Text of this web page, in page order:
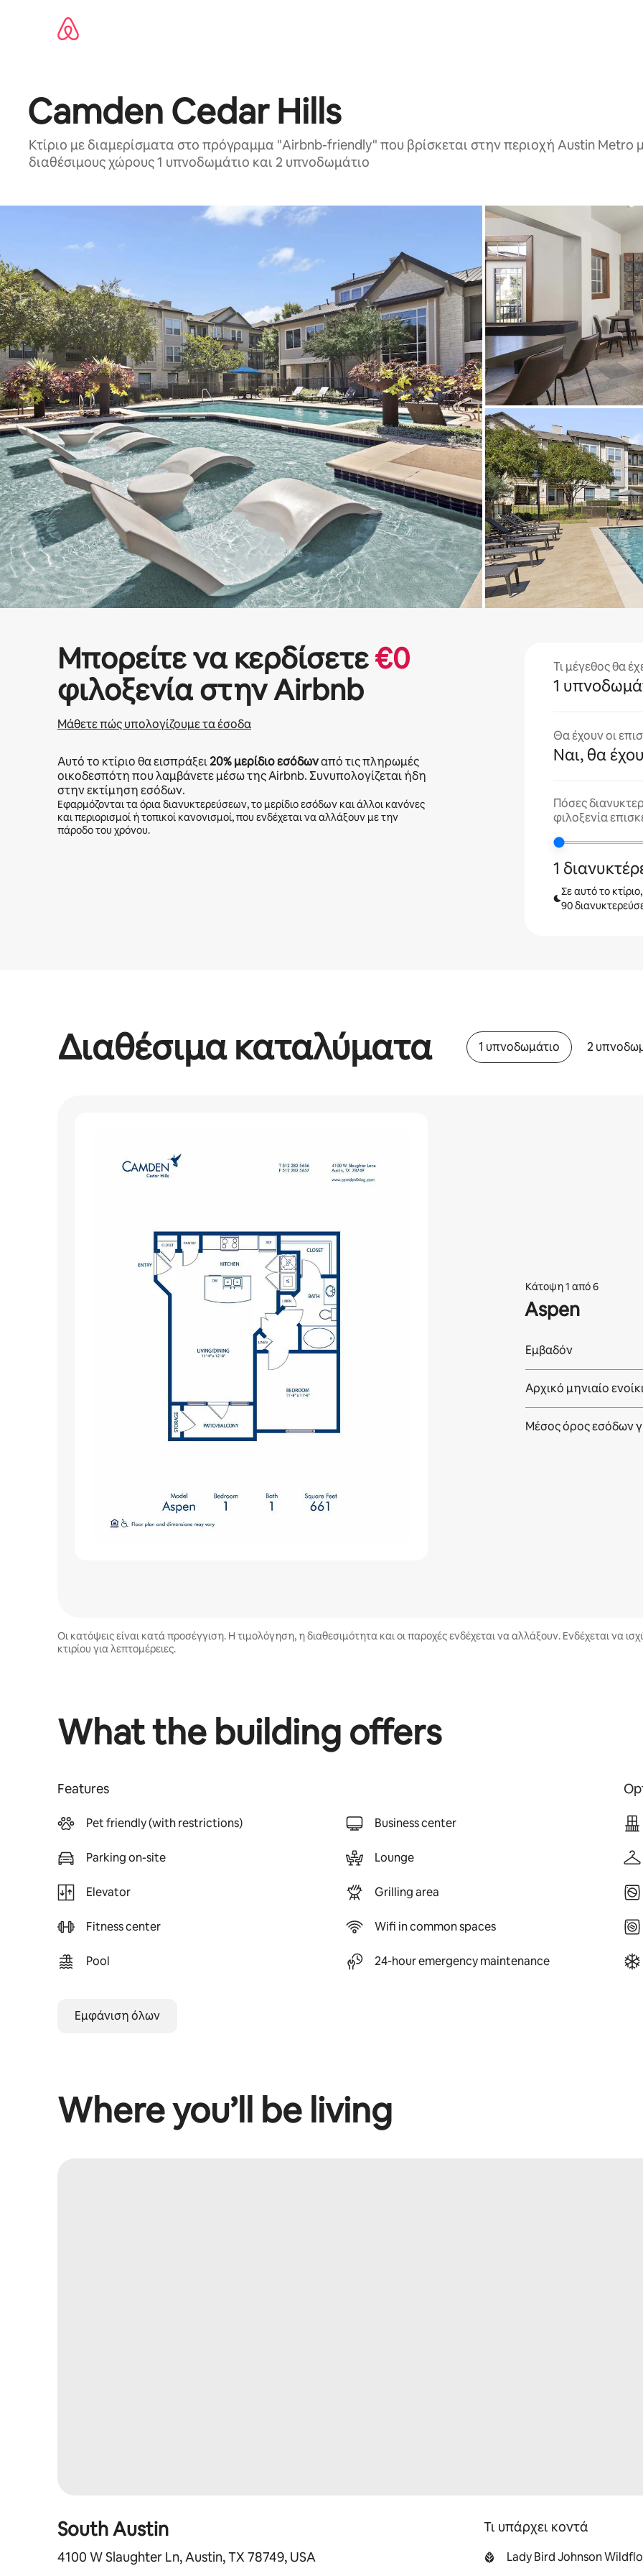
περιεχόμενο
Camden Cedar Hills
Κτίριο με διαμερίσματα στο πρόγραμμα "Airbnb-friendly" που βρίσκεται στην περιοχή Austin Metro
διαθέσιμους χώρους 1 υπνοδωμάτιο και 2 υπνοδωμάτιο
Μπορείτε να κερδίσετε€0
φιλοξενία στην Airbnb
Μάθετε πώς υπολογίζουμε τα έσοδα
Αυτό το κτίριο θα εισπράξει20%μερίδιο εσόδωναπό τις πληρωμές
οικοδεσπότη που λαμβάνετε μέσω της Airbnb. Συνυπολογίζεται ήδη
στην εκτίμηση εσόδων.
Εφαρμόζονται τα όρια διανυκτερεύσεων, το μερίδιο εσόδων και άλλοι κανόνες
και περιορισμοί ή τοπικοί κανονισμοί, που ενδέχεται να αλλάξουν με την
πάροδο του χρόνου.
Τι μέγεθος θα
1
Θα έχουν οι
Ναι, θα
Πόσες
φιλοξενία
1
Σε αυτό το
90
Διαθέσιμα καταλύματα 1 υπνοδωμάτιο 2
Κάτοψη 1 από 6
Aspen
Εμβαδόν
Αρχικό μηνιαίο
Μέσος όρος εσόδων
Οι κατόψεις είναι κατά προσέγγιση. Η τιμολόγηση, η διαθεσιμότητα και οι παροχές ενδέχεται να αλλάξουν. Ενδέχεται να
κτιρίου για λεπτομέρειες.
What the building offers
Features
Pet friendly (with restrictions)
Parking on-site
Elevator
Fitness center
Pool
Business center
Lounge
Grilling area
Wifi in common spaces
24-hour emergency maintenance
Εμφάνιση όλων
Where you’ll be living
South Austin
4100 W Slaughter Ln, Austin, TX 78749, USA
Τι υπάρχει κοντά
Lady Bird Johnson